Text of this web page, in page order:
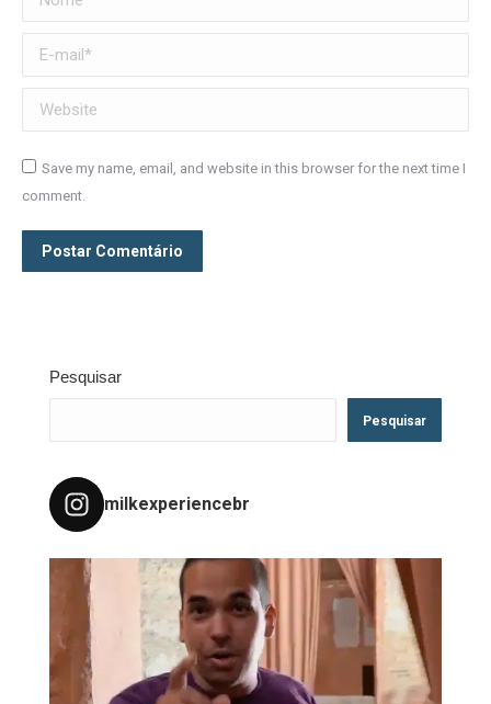
E-mail *
Website
Save my name, email, and website in this browser for the next time I
comment.
Postar Comentário
Pesquisar
Pesquisar
milkexperiencebr